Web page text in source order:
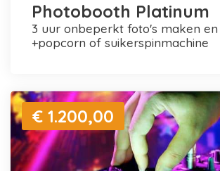
Photobooth Platinum
3 uur onbeperkt foto's maken en printen
+popcorn of suikerspinmachine
€ 1.200,00